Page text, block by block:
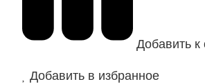
Добавить
Добавить в избранное